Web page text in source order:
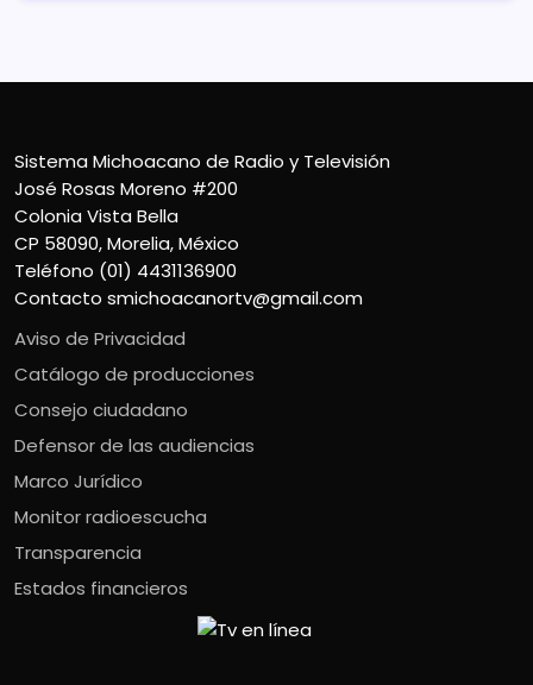
Sistema Michoacano de Radio y Televisión
José Rosas Moreno #200
Colonia Vista Bella
CP 58090, Morelia, México
Teléfono (01) 4431136900
Contacto smichoacanortv@gmail.com
Aviso de Privacidad
Catálogo de producciones
Consejo ciudadano
Defensor de las audiencias
Marco Jurídico
Monitor radioescucha
Transparencia
Estados financieros